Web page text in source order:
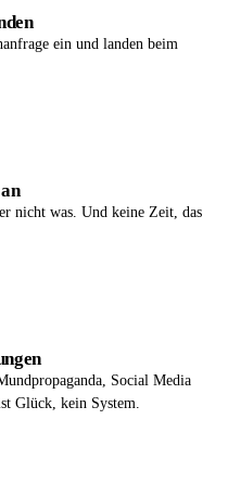
ein und landen beim
nicht was. Und keine Zeit, das
Social Media
Glück, kein System.